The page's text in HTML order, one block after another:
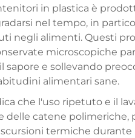
in plastica è
nel tempo, in
negli alimenti. Questi
microscopiche
sapore e sollevando
alimentari sane.
che l'uso ripetuto e il
delle catene
termiche durante